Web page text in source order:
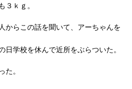
３ｋｇ。
からこの話を聞いて、アーちゃんを
学校を休んで近所をぶらついた。
。